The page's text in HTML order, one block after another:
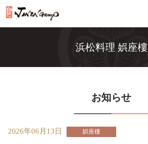
浜松料理 娯座樓
お知らせ
2026年06月13日 娯座樓